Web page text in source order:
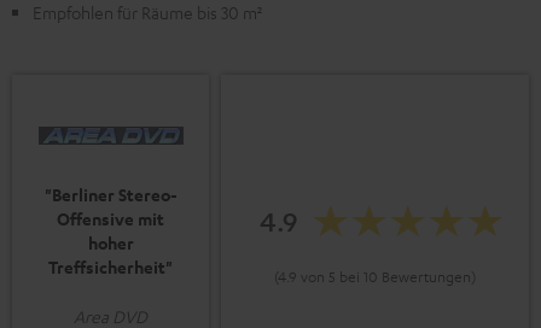
Empfohlen für Räume bis 30 m²
"Berliner Stereo-
Offensive mit
hoher
Treffsicherheit"
Area DVD
4.9
(4.9 von 5 bei 10 Bewertungen)